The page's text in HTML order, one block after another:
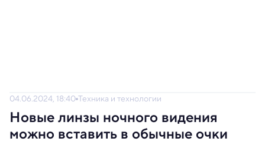
04.06.2024, 18:40 Техника и технологии
Новые линзы ночного видения
можно вставить в обычные очки